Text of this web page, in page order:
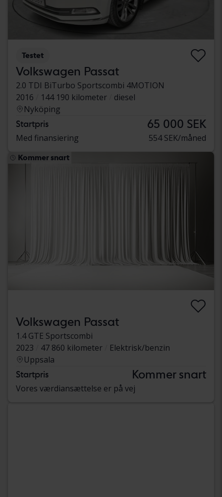
Testet
Volkswagen Passat
2.0 TDI BiTurbo Sportscombi 4MOTION
2016
144 190 kilometer
diesel
Nyköping
Startpris 65 000 SEK
Med finansiering 554 SEK/måned
Kommer snart
Volkswagen Passat
1.4 GTE Sportscombi
2023
47 860 kilometer
Elektrisk/benzin
Uppsala
Startpris Kommer snart
Vores værdiansættelse er på vej